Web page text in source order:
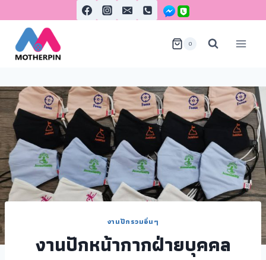
0
งานปักรวมอื่นๆ
งานปักหน้ากากฝ่ายบุคคล